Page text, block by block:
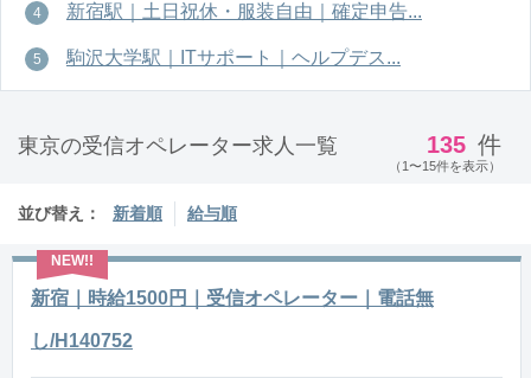
新宿駅｜土日祝休・服装自由｜確定申告...
駒沢大学駅｜ITサポート｜ヘルプデス...
東京の受信オペレーター求人一覧 135 件
（1〜15件を表示）
並び替え： 新着順 給与順
新宿｜時給1500円｜受信オペレーター｜電話無
し/H140752